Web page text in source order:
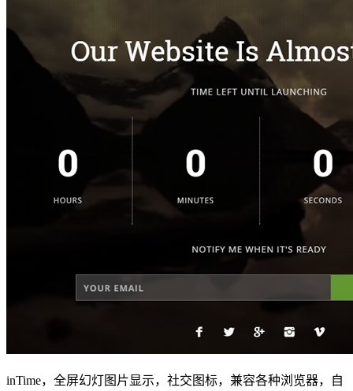
inTime，全屏幻灯图片显示，社交图标，兼容各种浏览器，自